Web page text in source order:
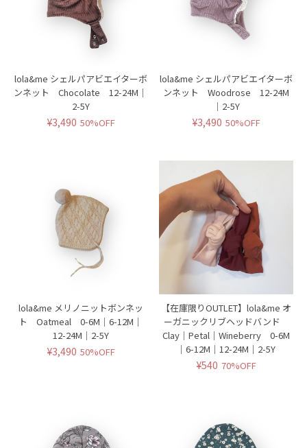
lola&me シェルパアビエイターボ
ンネット Chocolate 12-24M｜
2-5Y
¥3,490 50%OFF
lola&me シェルパアビエイターボ
ンネット Woodrose 12-24M
｜2-5Y
¥3,490 50%OFF
lola&me メリノニットボンネッ
ト Oatmeal 0-6M｜6-12M｜
12-24M｜2-5Y
¥3,490 50%OFF
【在庫限りOUTLET】lola&me オ
ーガニックリブヘッドバンド
Clay｜Petal｜Wineberry 0-6M
｜6-12M｜12-24M｜2-5Y
¥540 70%OFF